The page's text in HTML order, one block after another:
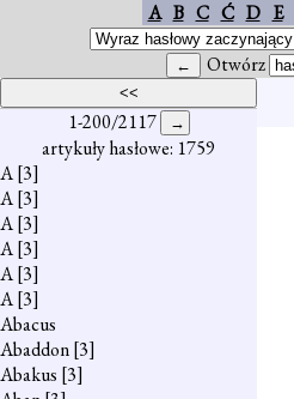
A B C Ć D E
Otwórz
1-200/2117
artykuły hasłowe: 1759
A[3]
A[3]
A[3]
A[3]
A[3]
A[3]
Abacus
Abaddon[3]
Abakus [3]